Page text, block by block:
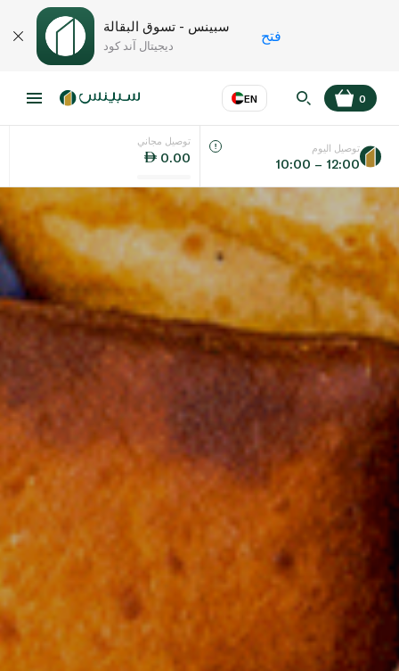
سبينس - تسوق البقالة
ديجيتال آند كود
فتح
EN
اللغة عر
UAE
KSA
0
توصيل مجاني
0.00
توصيل اليوم
10:00 – 12:00